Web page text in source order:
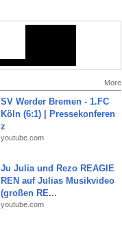
More
SV Werder Bremen - 1.FC
Köln (6:1) | Pressekonferen
z
youtube.com
Ju Julia und Rezo REAGIE
REN auf Julias Musikvideo
(großen RE...
youtube.com